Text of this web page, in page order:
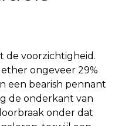
de voorzichtigheid.
ongeveer 29%
een bearish pennant
de onderkant van
onder dat